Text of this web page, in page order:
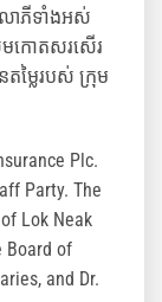
ាភីទាំងអស់
មកោតសរសើរ
ម្លៃរបស់ ក្រុម
Plc.
Party. The
Lok Neak
Board of
and Dr.